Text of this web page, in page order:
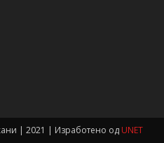
| 2021 | Изработено од UNET